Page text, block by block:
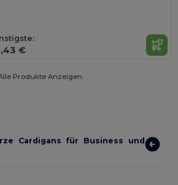
€
Produkte Anzeigen.
Cardigans für Business und